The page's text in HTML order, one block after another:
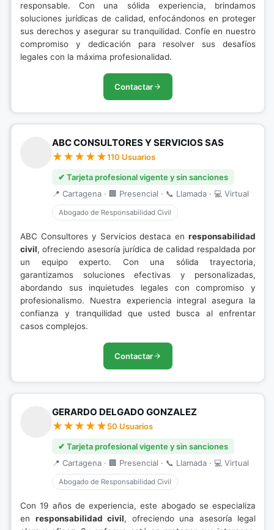
responsable. Con una sólida experiencia, brindamos
soluciones jurídicas de calidad, enfocándonos en proteger
sus derechos y asegurar su tranquilidad. Confíe en nuestro
compromiso y dedicación para resolver sus desafíos
legales con la máxima profesionalidad.
Contactar
ABC CONSULTORES Y SERVICIOS SAS
110 Usuarios
✔ Tarjeta profesional vigente y sin sanciones
📍 Cartagena · 🏢 Presencial · 📞 Llamada · 💻 Virtual
Abogado de Responsabilidad Civil
ABC Consultores y Servicios destaca en responsabilidad
civil, ofreciendo asesoría jurídica de calidad respaldada por
un equipo experto. Con una sólida trayectoria,
garantizamos soluciones efectivas y personalizadas,
abordando sus inquietudes legales con compromiso y
profesionalismo. Nuestra experiencia integral asegura la
confianza y tranquilidad que usted busca al enfrentar
casos complejos.
Contactar
GERARDO DELGADO GONZALEZ
50 Usuarios
✔ Tarjeta profesional vigente y sin sanciones
📍 Cartagena · 🏢 Presencial · 📞 Llamada · 💻 Virtual
Abogado de Responsabilidad Civil
Con 19 años de experiencia, este abogado se especializa
en responsabilidad civil, ofreciendo una asesoría legal